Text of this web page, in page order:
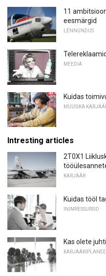
11
eesmärgid
LENNUNDUS
MEEDIA
Kuidas
MUUSIKA
Intresting articles
2T0X1
KARJÄÄR
Kuidas tööl
INIMRESSURSID
Kas olete